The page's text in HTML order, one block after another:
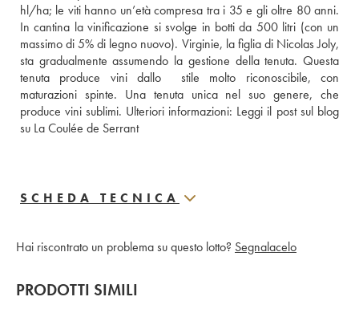
hl/ha; le viti hanno un’età compresa tra i 35 e gli oltre 80 anni.
In cantina la vinificazione si svolge in botti da 500 litri (con un
massimo di 5% di legno nuovo). Virginie, la figlia di Nicolas Joly,
sta gradualmente assumendo la gestione della tenuta. Questa
tenuta produce vini dallo  stile molto riconoscibile, con
maturazioni spinte. Una tenuta unica nel suo genere, che
produce vini sublimi. Ulteriori informazioni: Leggi il post sul blog
su La Coulée de Serrant
SCHEDA TECNICA
Hai riscontrato un problema su questo lotto? Segnalacelo
PRODOTTI SIMILI